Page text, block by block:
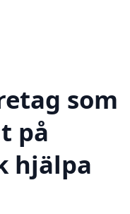
som
på
hjälpa